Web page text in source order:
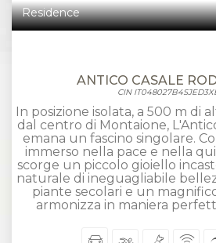
Residence
ANTICO CASALE
CIN
In posizione isolata, a 500 m di
dal centro di Montaione,
emana un fascino singolare.
immerso nella pace e nella
scorge un piccolo gioiello
naturale di ineguagliabile
piante secolari e un
armonizza in maniera